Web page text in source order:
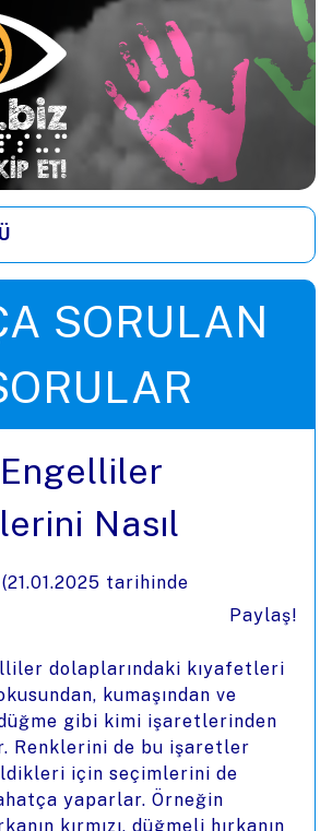
SORULAN
Nasıl
(21.01.2025 tarihinde
Paylaş!
dolaplarındaki kıyafetleri
kumaşından ve
gibi kimi işaretlerinden
Renklerini de bu işaretler
için seçimlerini de
yaparlar. Örneğin
kırmızı, düğmeli hırkanın